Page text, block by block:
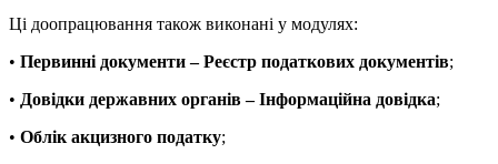
Ці доопрацювання також виконані у модулях:
• Первинні документи – Реєстр податкових документів;
• Довідки державних органів – Інформаційна довідка;
• Облік акцизного податку;